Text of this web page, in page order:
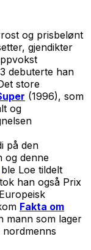
og prisbelønt
gjendikter
debuterte han
store
(1996), som
og
på den
og denne
ble Loe tildelt
han også Prix
Fakta om
mann som lager